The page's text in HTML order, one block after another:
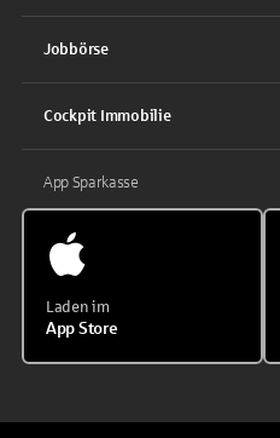
Jobbörse
Cockpit Immobilie
App Sparkasse
Laden im
App Store